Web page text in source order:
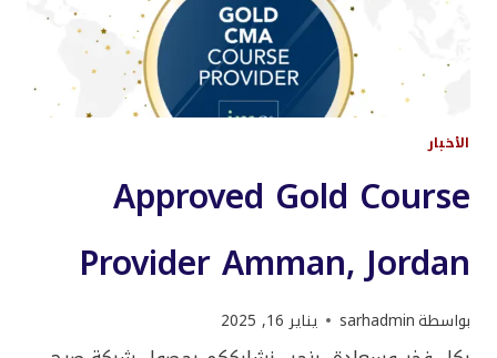
الأخبار
Approved Gold Course
Provider Amman, Jordan
بواسطةsarhadmin يناير 16, 2025